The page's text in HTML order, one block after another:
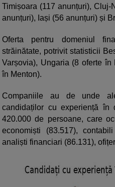
Timișoara (117 anunțuri),
anunțuri), Iași (56 anunțuri) și
Oferta pentru domeniul
străinătate, potrivit statisticii
Varșovia), Ungaria (8 oferte
în Menton).
Companiile au de unde
candidaților cu experiență în
420.000 de persoane, care
economiști (83.517),
analiști financiari (86.131),